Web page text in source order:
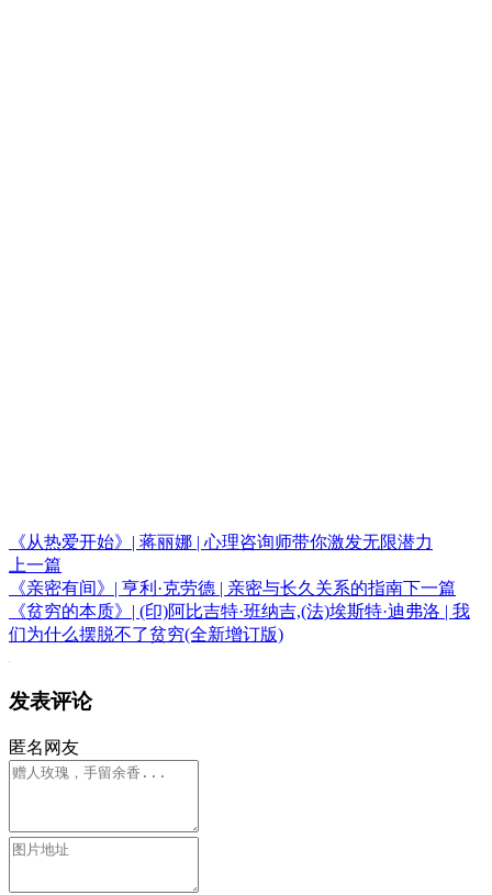
《从热爱开始》| 蒋丽娜 | 心理咨询师带你激发无限潜力
上一篇
《亲密有间》| 亨利·克劳德 | 亲密与长久关系的指南下一篇
《贫穷的本质》| (印)阿比吉特·班纳吉,(法)埃斯特·迪弗洛 | 我
们为什么摆脱不了贫穷(全新增订版)
发表评论
匿名网友